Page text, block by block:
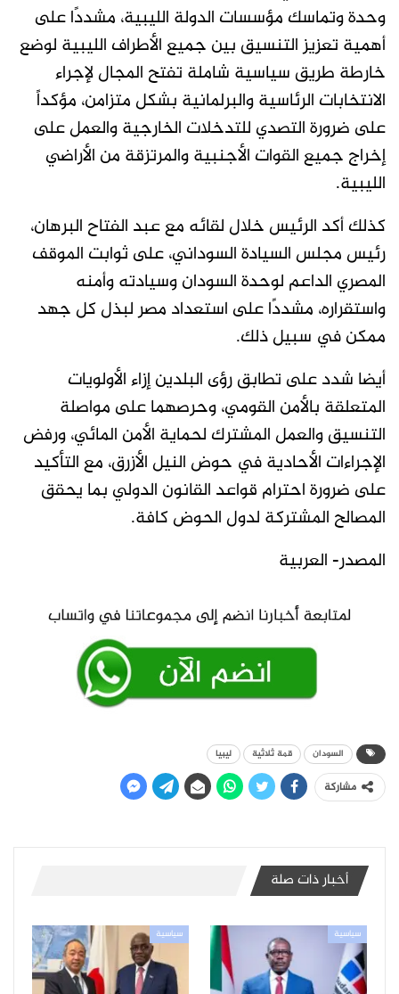
وحدة وتماسك مؤسسات الدولة الليبية، مشددًا على
أهمية تعزيز التنسيق بين جميع الأطراف الليبية لوضع
خارطة طريق سياسية شاملة تفتح المجال لإجراء
الانتخابات الرئاسية والبرلمانية بشكل متزامن، مؤكداً
على ضرورة التصدي للتدخلات الخارجية والعمل على
إخراج جميع القوات الأجنبية والمرتزقة من الأراضي
الليبية.
كذلك أكد الرئيس خلال لقائه مع عبد الفتاح البرهان،
رئيس مجلس السيادة السوداني، على ثوابت الموقف
المصري الداعم لوحدة السودان وسيادته وأمنه
واستقراره، مشددًا على استعداد مصر لبذل كل جهد
ممكن في سبيل ذلك.
أيضا شدد على تطابق رؤى البلدين إزاء الأولويات
المتعلقة بالأمن القومي، وحرصهما على مواصلة
التنسيق والعمل المشترك لحماية الأمن المائي، ورفض
الإجراءات الأحادية في حوض النيل الأزرق، مع التأكيد
على ضرورة احترام قواعد القانون الدولي بما يحقق
المصالح المشتركة لدول الحوض كافة.
المصدر- العربية
السودان قمة ثلاثية ليبيا
مشاركة
أخبار ذات صلة
سياسية سياسية